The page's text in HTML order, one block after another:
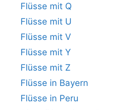
Flüsse mit Q
Flüsse mit U
Flüsse mit V
Flüsse mit Y
Flüsse mit Z
Flüsse in Bayern
Flüsse in Peru